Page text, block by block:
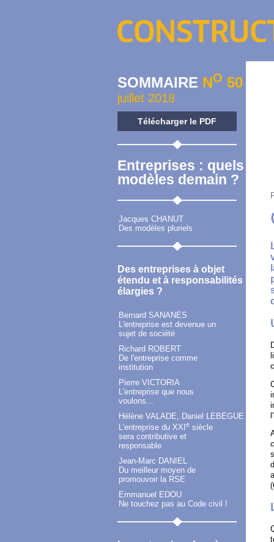
SOMMAIRE NO 50
juillet 2018
Télécharger le PDF
Entreprises : quels
modèles demain ?
Jacques CHANUT
Des modèles pluriels
Des entreprises à objet
étendu et à responsabilités
élargies ?
Bernard SANANÈS
L'entreprise est devenue un
sujet de société
Richard ROBERT
De l'entreprise comme
institution
Pierre VICTORIA
L'entreprise que nous
voulons...
Hélène VALADE, Daniel LEBÈGUE
L'entreprise du XXI e siècle
sera contributive et
responsable
Jean-Marc DANIEL
Du meilleur moyen de
promouvoir la RSE
Emmanuel EDOU
Ne touchez pas au Code civil !